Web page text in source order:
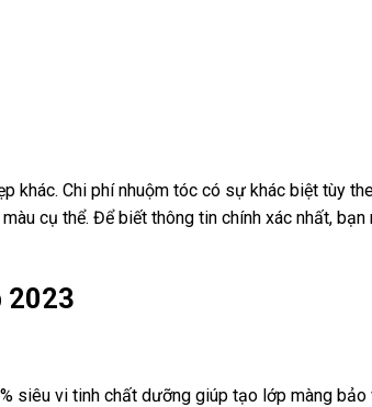
khác. Chi phí nhuộm tóc có sự khác biệt tùy
cụ thể. Để biết thông tin chính xác nhất, bạn
2023
siêu vi tinh chất dưỡng giúp tạo lớp màng bảo